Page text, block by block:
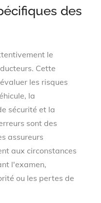
des
le
Cette
les risques
la
sécurité et la
sont des
assureurs
aux circonstances
l'examen,
ou les pertes de